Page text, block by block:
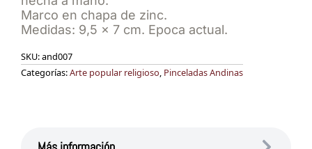
Marco en chapa de zinc.
Medidas: 9,5 x 7 cm. Epoca actual.
SKU:and007
Categorías:Arte popular religioso, Pinceladas Andinas